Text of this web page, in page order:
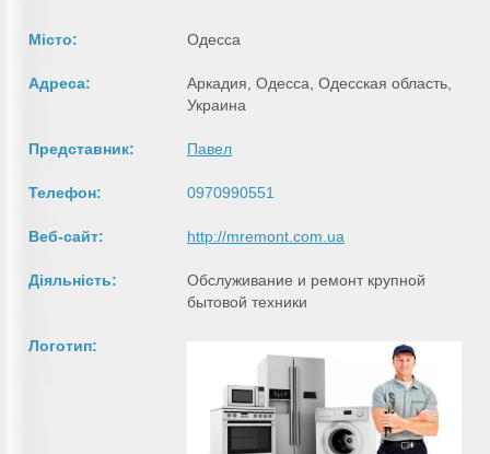
Місто: Одесса
Адреса:
Аркадия, Одесса, Одесская область,
Украина
Представник: Павел
Телефон: 0970990551
Веб-сайт: http://mremont.com.ua
Діяльність:
Обслуживание и ремонт крупной
бытовой техники
Логотип: